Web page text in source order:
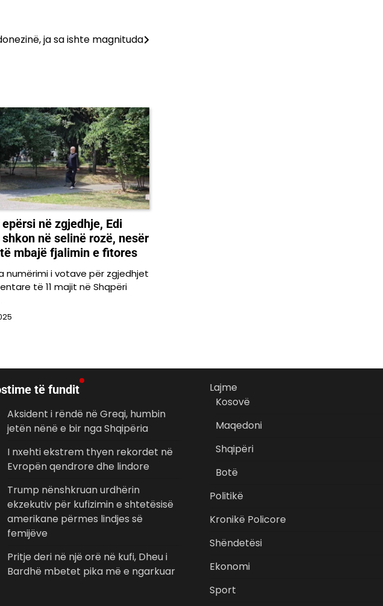
ja sa ishte magnituda
epërsi në zgjedhje, Edi
shkon në selinë rozë, nesër
mbajë fjalimin e fitores
numërimi i votave për zgjedhjet
të 11 majit në Shqpëri
të fundit
Aksident i rëndë në Greqi, humbin
jetën nënë e bir nga Shqipëria
I nxehti ekstrem thyen rekordet në
Evropën qendrore dhe lindore
Trump nënshkruan urdhërin
ekzekutiv për kufizimin e shtetësisë
amerikane përmes lindjes së
femijëve
Pritje deri në një orë në kufi, Dheu i
Bardhë mbetet pika më e ngarkuar
Lajme
Kosovë
Maqedoni
Shqipëri
Botë
Politikë
Kronikë Policore
Shëndetësi
Ekonomi
Sport